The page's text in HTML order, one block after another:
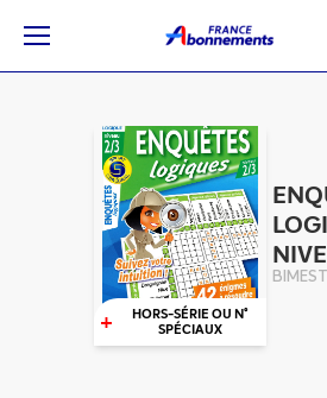
+
HORS-SÉRIE OU N°
SPÉCIAUX